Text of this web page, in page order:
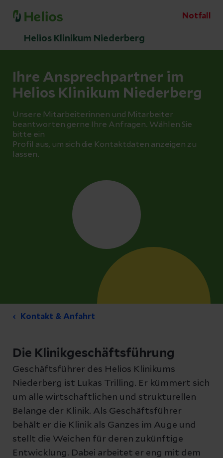
Notfall
Helios Klinikum Niederberg
Ihre Ansprechpartner im
Helios Klinikum Niederberg
Unsere Mitarbeiterinnen und Mitarbeiter
beantworten gerne Ihre Anfragen. Wählen Sie
bitte ein
Profil aus, um sich die Kontaktdaten anzeigen zu
lassen.
Kontakt & Anfahrt
Die Klinikgeschäftsführung
Geschäftsführer des Helios Klinikums
Niederberg ist Lukas Trilling. Er kümmert sich
um alle wirtschaftlichen und strukturellen
Belange der Klinik. Als Geschäftsführer
behält er die Klinik als Ganzes im Auge und
stellt die Weichen für deren zukünftige
Entwicklung. Dabei arbeitet er eng mit dem